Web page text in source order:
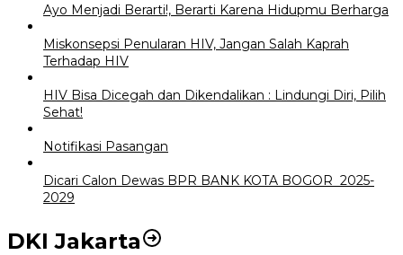
Ayo Menjadi Berarti!, Berarti Karena Hidupmu Berharga
Miskonsepsi Penularan HIV, Jangan Salah Kaprah
Terhadap HIV
HIV Bisa Dicegah dan Dikendalikan : Lindungi Diri, Pilih
Sehat!
Notifikasi Pasangan
Dicari Calon Dewas BPR BANK KOTA BOGOR 2025-
2029
DKI Jakarta